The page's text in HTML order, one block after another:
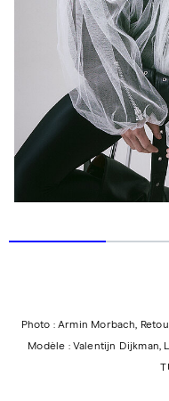
Photo : Armin Morbach,
Modèle : Valentijn Dijkman,